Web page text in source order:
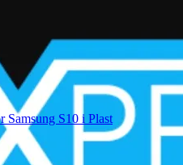
Samsung S10 i Plast